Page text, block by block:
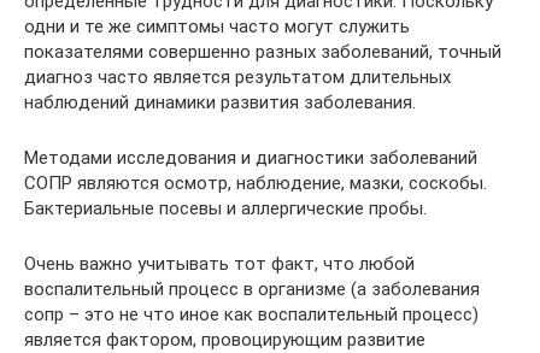
одни и те же симптомы часто могут служить
показателями совершенно разных заболеваний, точный
диагноз часто является результатом длительных
наблюдений динамики развития заболевания.
Методами исследования и диагностики заболеваний
СОПР являются осмотр, наблюдение, мазки, соскобы.
Бактериальные посевы и аллергические пробы.
Очень важно учитывать тот факт, что любой
воспалительный процесс в организме (а заболевания
сопр – это не что иное как воспалительный процесс)
является фактором, провоцирующим развитие